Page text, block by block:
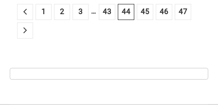
1 2 3 … 43 44 45 46 47